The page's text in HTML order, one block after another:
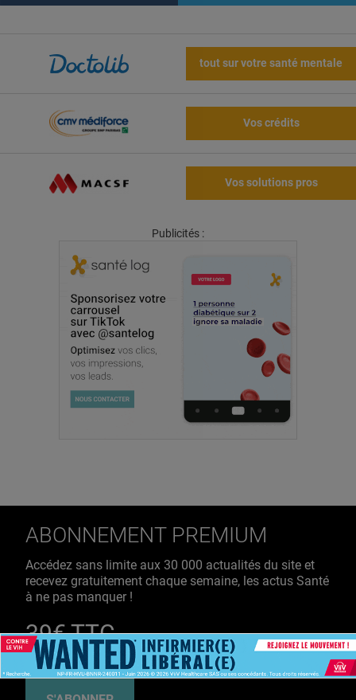
tout sur votre santé mentale
Vos crédits
Vos solutions pros
Publicités :
ABONNEMENT PREMIUM
Accédez sans limite aux 30 000 actualités du site et
recevez gratuitement chaque semaine, les actus Santé
à ne pas manquer !
39€ TTC
/ an